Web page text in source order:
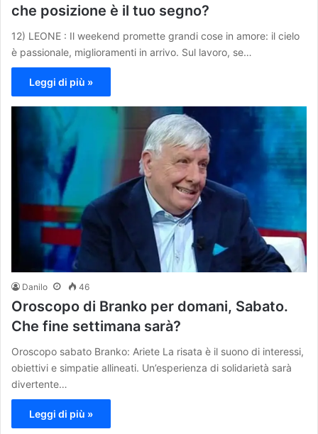
che posizione è il tuo segno?
12) LEONE : Il weekend promette grandi cose in amore: il cielo
è passionale, miglioramenti in arrivo. Sul lavoro, se…
Leggi di più »
Danilo 46
Oroscopo di Branko per domani, Sabato.
Che fine settimana sarà?
Oroscopo sabato Branko: Ariete La risata è il suono di interessi,
obiettivi e simpatie allineati. Un’esperienza di solidarietà sarà
divertente…
Leggi di più »